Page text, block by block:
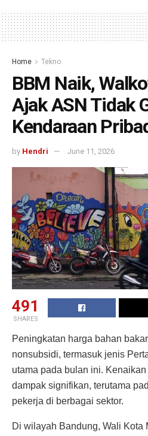
Home Tekno
BBM Naik,
Ajak ASN Tidak
Kendaraan
by Hendri June 11, 2026
491
SHARES
Peningkatan harga bahan
nonsubsidi, termasuk jenis
utama pada bulan ini.
dampak signifikan, terutama
pekerja di berbagai sektor.
Di wilayah Bandung, Wali Kota